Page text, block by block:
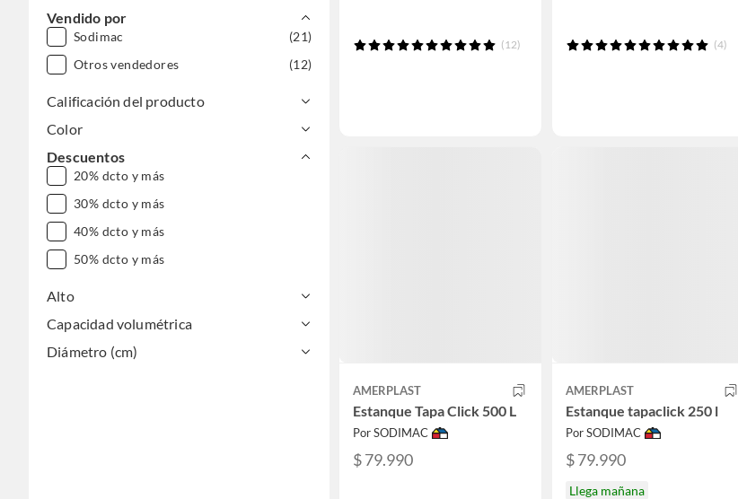
$500.000 - $1.000.000
DESDE $1.000.000
Vendido por
Sodimac
(21)
Otros vendedores
(12)
Calificación del producto
Color
Descuentos
20% dcto y más
30% dcto y más
40% dcto y más
50% dcto y más
Alto
Capacidad volumétrica
Diámetro (cm)
(12) (4)
AMERPLAST
Estanque Tapa Click 500 L
Por SODIMAC
$ 79.990
AMERPLAST
Estanque tapaclick 250 l
Por SODIMAC
$ 79.990
Llega mañana